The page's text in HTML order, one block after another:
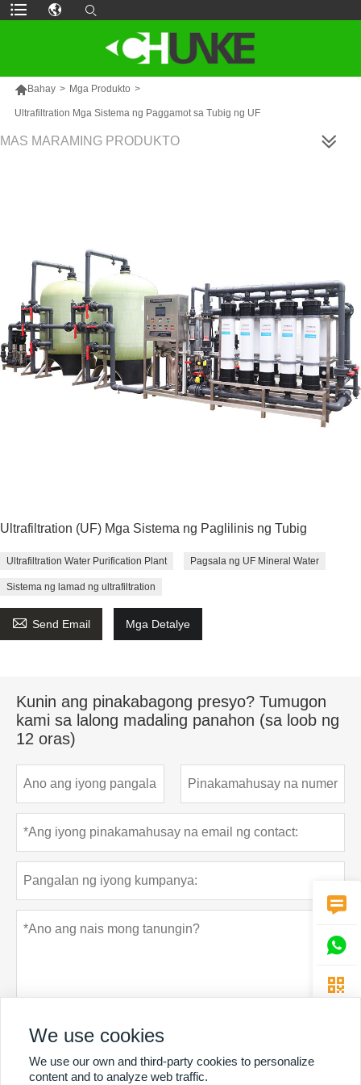
Bahay > Mga Produkto >
Ultrafiltration Mga Sistema ng Paggamot sa Tubig ng UF
MAS MARAMING PRODUKTO
Ultrafiltration (UF) Mga Sistema ng Paglilinis ng Tubig
Ultrafiltration Water Purification Plant Pagsala ng UF Mineral Water
Sistema ng lamad ng ultrafiltration
 Send Email Mga Detalye
Kunin ang pinakabagong presyo? Tumugon
kami sa lalong madaling panahon (sa loob ng
12 oras)
Ipasa Patakaran sa privacy



We use cookies
We use our own and third-party cookies to personalize
content and to analyze web traffic.